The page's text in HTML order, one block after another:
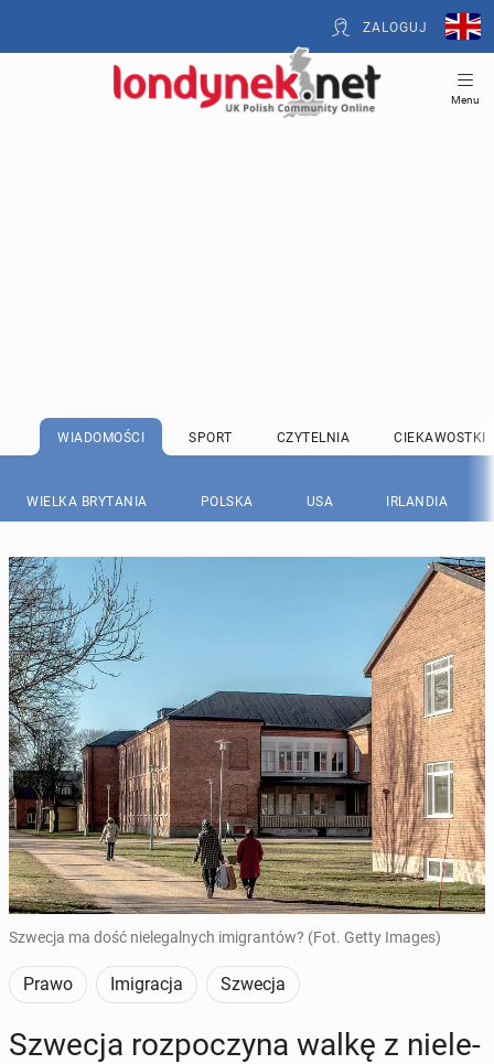
ZALOGUJ
Menu
WIADOMOŚCI SPORT CZYTELNIA CIEKAWOSTKI
WIELKA BRYTANIA POLSKA USA IRLANDIA
Szwecja ma dość nielegalnych imigrantów? (Fot. Getty Images)
Prawo Imigracja Szwecja
Szwecja roz­po­czy­na walkę z nie­le­